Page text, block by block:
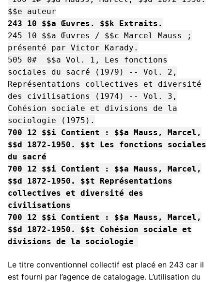
$$e auteur
243 10 $$a Œuvres. $$k Extraits.
245 10 $$a Œuvres / $$c Marcel Mauss ;
présenté par Victor Karady.
505 0# $$a Vol. 1, Les fonctions
sociales du sacré (1979) -- Vol. 2,
Représentations collectives et diversité
des civilisations (1974) -- Vol. 3,
Cohésion sociale et divisions de la
sociologie (1975).
700 12 $$i Contient : $$a Mauss, Marcel,
$$d 1872-1950. $$t Les fonctions sociales
du sacré
700 12 $$i Contient : $$a Mauss, Marcel,
$$d 1872-1950. $$t Représentations
collectives et diversité des
civilisations
700 12 $$i Contient : $$a Mauss, Marcel,
$$d 1872-1950. $$t Cohésion sociale et
divisions de la sociologie
Le titre conventionnel collectif est placé en 243 car il
est fourni par l’agence de catalogage. L’utilisation du